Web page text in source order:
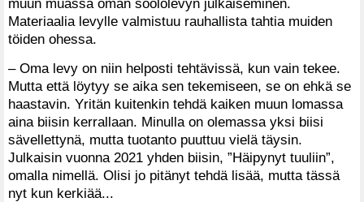
muun muassa oman soololevyn julkaiseminen.
Materiaalia levylle valmistuu rauhallista tahtia muiden
töiden ohessa.
– Oma levy on niin helposti tehtävissä, kun vain tekee.
Mutta että löytyy se aika sen tekemiseen, se on ehkä se
haastavin. Yritän kuitenkin tehdä kaiken muun lomassa
aina biisin kerrallaan. Minulla on olemassa yksi biisi
sävellettynä, mutta tuotanto puuttuu vielä täysin.
Julkaisin vuonna 2021 yhden biisin, ”Häipynyt tuuliin”,
omalla nimellä. Olisi jo pitänyt tehdä lisää, mutta tässä
nyt kun kerkiää...